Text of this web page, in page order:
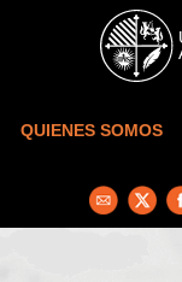
Skip to main content
QUIENES SOMOS